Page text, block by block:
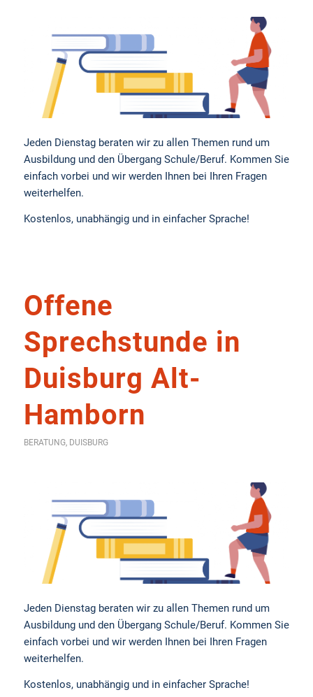
Jeden Dienstag beraten wir zu allen Themen rund um
Ausbildung und den Übergang Schule/Beruf. Kommen Sie
einfach vorbei und wir werden Ihnen bei Ihren Fragen
weiterhelfen.
Kostenlos, unabhängig und in einfacher Sprache!
Offene
Sprechstunde in
Duisburg Alt-
Hamborn
BERATUNG, DUISBURG
Jeden Dienstag beraten wir zu allen Themen rund um
Ausbildung und den Übergang Schule/Beruf. Kommen Sie
einfach vorbei und wir werden Ihnen bei Ihren Fragen
weiterhelfen.
Kostenlos, unabhängig und in einfacher Sprache!